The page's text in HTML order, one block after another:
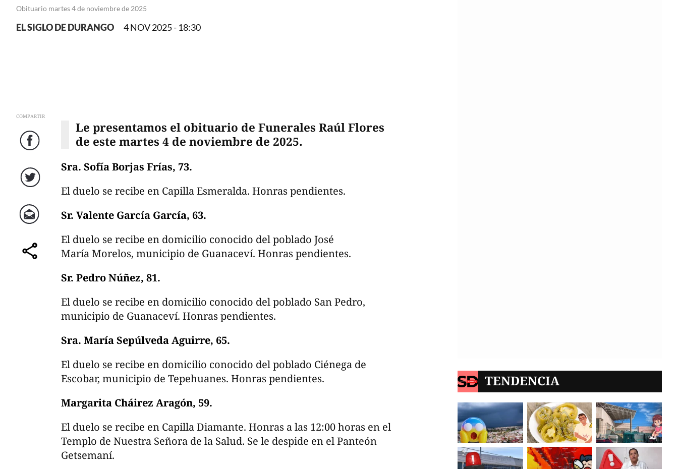
Obituario martes 4 de noviembre de 2025
EL SIGLO DE DURANGO 4 NOV 2025 - 18:30
COMPARTIR
Facebook
Twitter
Correo
comparte
Le presentamos el obituario de Funerales Raúl Flores
de este martes 4 de noviembre de 2025.
Sra. Sofía Borjas Frías, 73.
El duelo se recibe en Capilla Esmeralda. Honras pendientes.
Sr. Valente García García, 63.
El duelo se recibe en domicilio conocido del poblado José
María Morelos, municipio de Guanaceví. Honras pendientes.
Sr. Pedro Núñez, 81.
El duelo se recibe en domicilio conocido del poblado San Pedro,
municipio de Guanaceví. Honras pendientes.
Sra. María Sepúlveda Aguirre, 65.
El duelo se recibe en domicilio conocido del poblado Ciénega de
Escobar, municipio de Tepehuanes. Honras pendientes.
Margarita Cháirez Aragón, 59.
El duelo se recibe en Capilla Diamante. Honras a las 12:00 horas en el
Templo de Nuestra Señora de la Salud. Se le despide en el Panteón
Getsemaní.
TENDENCIA